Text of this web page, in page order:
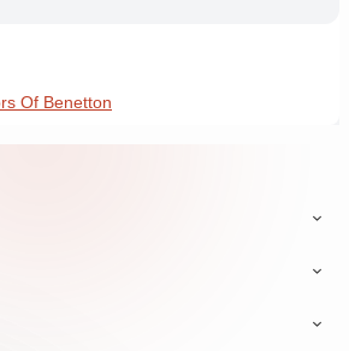
Of Benetton